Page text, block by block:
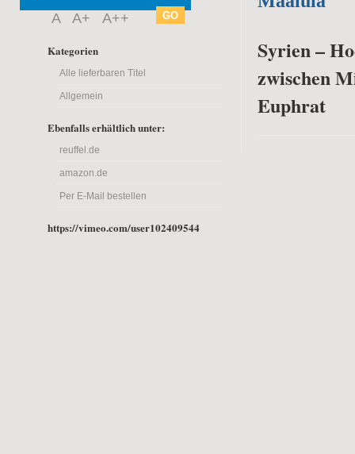
A A+ A++
Kategorien
Alle lieferbaren Titel
Allgemein
Ebenfalls erhältlich unter:
reuffel.de
amazon.de
Per E-Mail bestellen
https://vimeo.com/user102409544
Syrien –
zwischen
Euphrat